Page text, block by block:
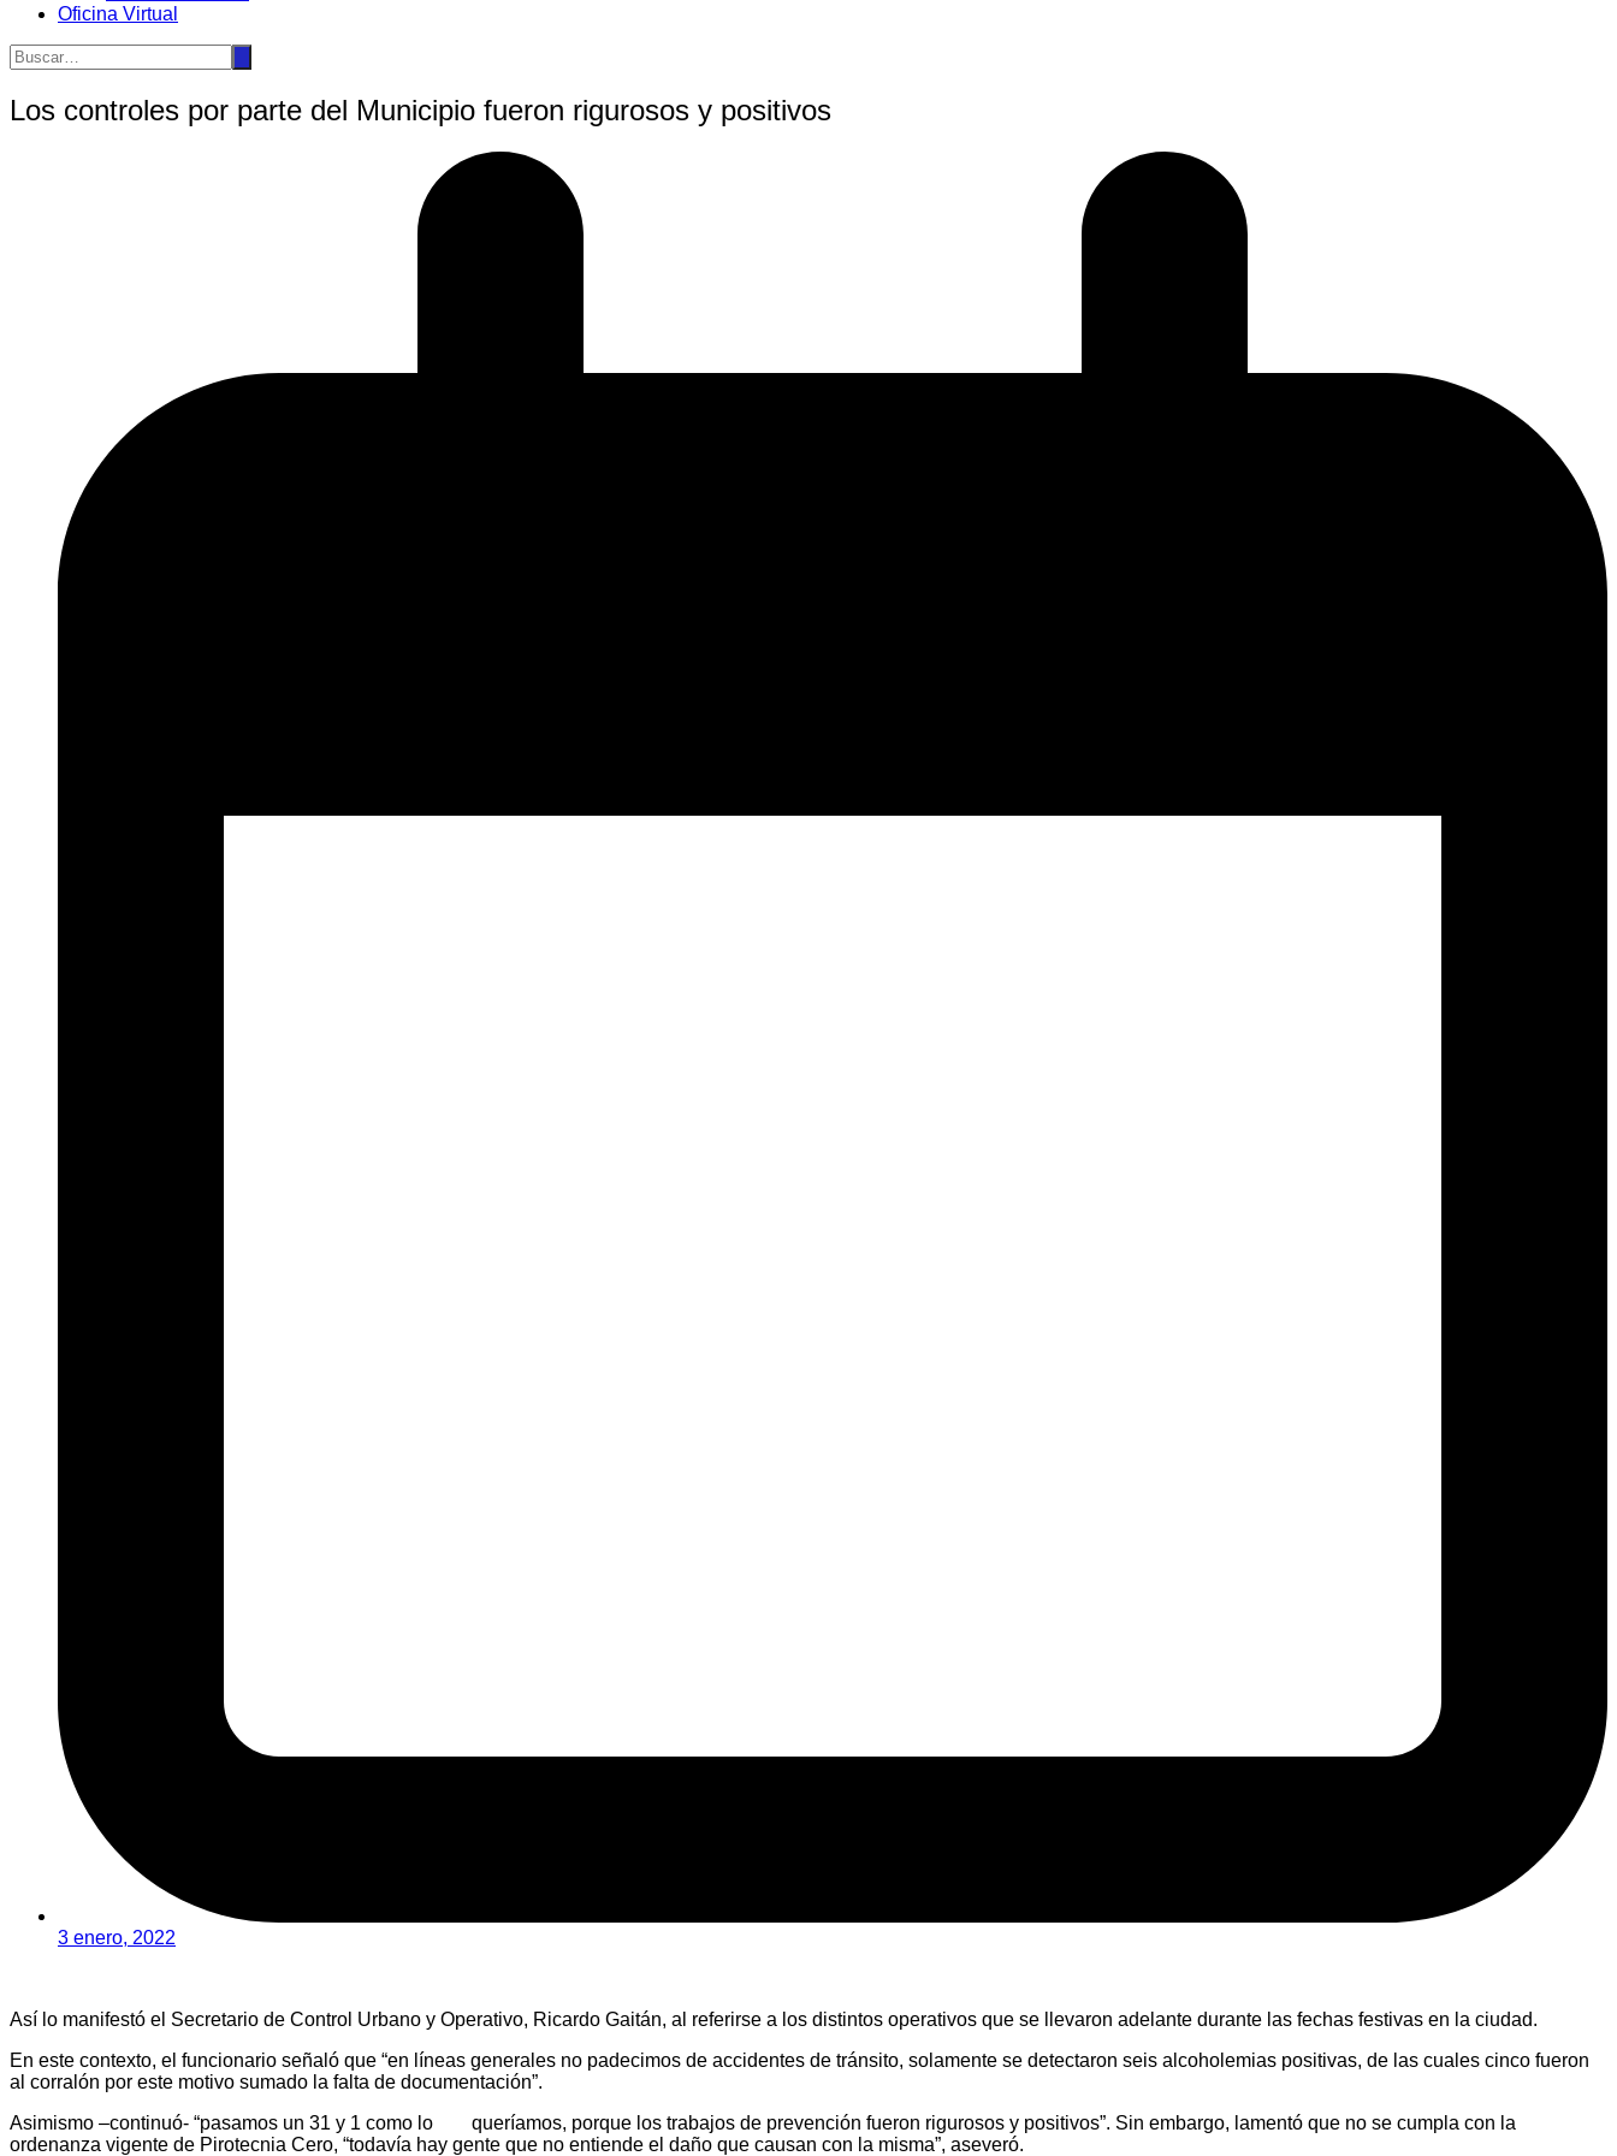
Oficina Virtual
Los controles por parte del Municipio fueron rigurosos y positivos
3 enero, 2022
Así lo manifestó el Secretario de Control Urbano y Operativo, Ricardo Gaitán, al referirse a los distintos operativos que se llevaron adelante durante las fechas festivas en la ciudad.
En este contexto, el funcionario señaló que “en líneas generales no padecimos de accidentes de tránsito, solamente se detectaron seis alcoholemias positivas, de las cuales cinco fueron
al corralón por este motivo sumado la falta de documentación”.
Asimismo –continuó- “pasamos un 31 y 1 como lo queríamos, porque los trabajos de prevención fueron rigurosos y positivos”. Sin embargo, lamentó que no se cumpla con la
ordenanza vigente de Pirotecnia Cero, “todavía hay gente que no entiende el daño que causan con la misma”, aseveró.